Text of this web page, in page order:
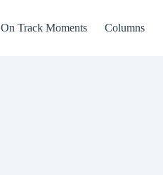
On Track Moments Columns